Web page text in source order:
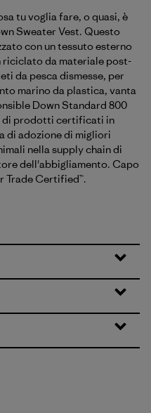
tu voglia fare, o quasi, è
Sweater Vest. Questo
con un tessuto esterno
riciclato da materiale post-
da pesca dismesse, per
marino da plastica, vanta
Down Standard 800
prodotti certificati in
di adozione di migliori
nella supply chain di
dell'abbigliamento. Capo
Trade Certified™.